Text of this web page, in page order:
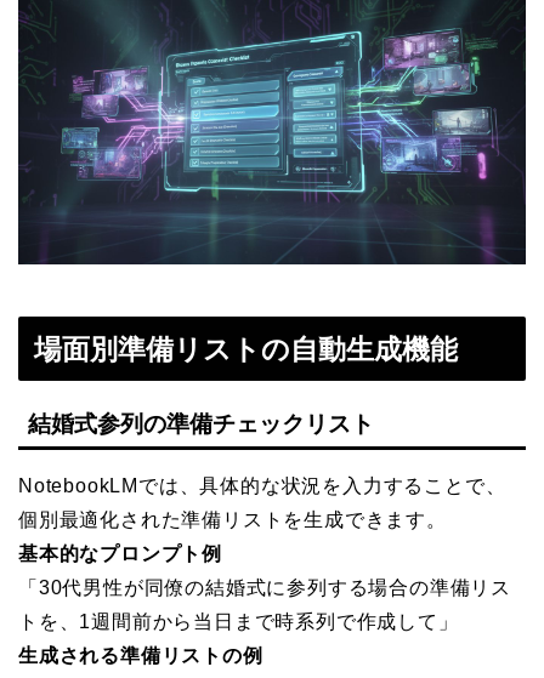
場面別準備リストの自動生成機能
結婚式参列の準備チェックリスト
NotebookLMでは、具体的な状況を入力することで、
個別最適化された準備リストを生成できます。
基本的なプロンプト例
「30代男性が同僚の結婚式に参列する場合の準備リス
トを、1週間前から当日まで時系列で作成して」
生成される準備リストの例